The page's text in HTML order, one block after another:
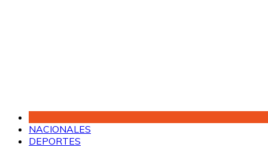
NACIONALES
DEPORTES